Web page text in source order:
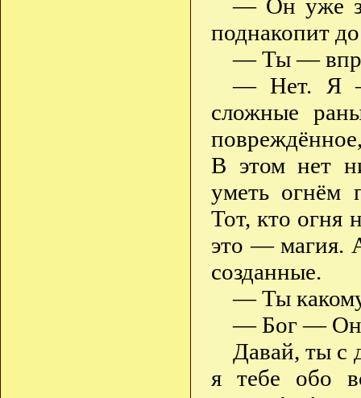
— Он уже
поднакопит
— Ты —
— Нет. Я —
сложные
В этом нет
уметь огнём
Тот, кто огня
это — магия.
созданные.
— Ты
— Бог —
Давай, ты с
я тебе обо